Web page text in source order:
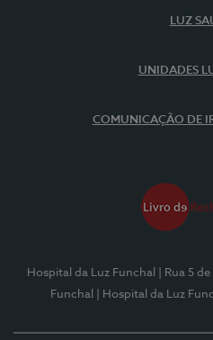
LUZ
UNIDADES
COMUNICAÇÃO DE
Hospital da Luz Funchal
| Rua 5
Funchal
| Hospital da Luz